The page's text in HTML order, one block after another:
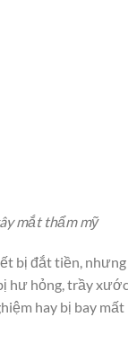
mắt thẩm mỹ
bị đắt tiền,
hư hỏng, trầy
hay bị bay mất